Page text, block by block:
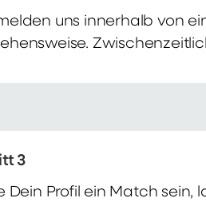
uns innerhalb von
3
Dein Profil ein Match